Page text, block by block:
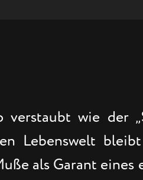
wie der
Lebenswelt
als Garant